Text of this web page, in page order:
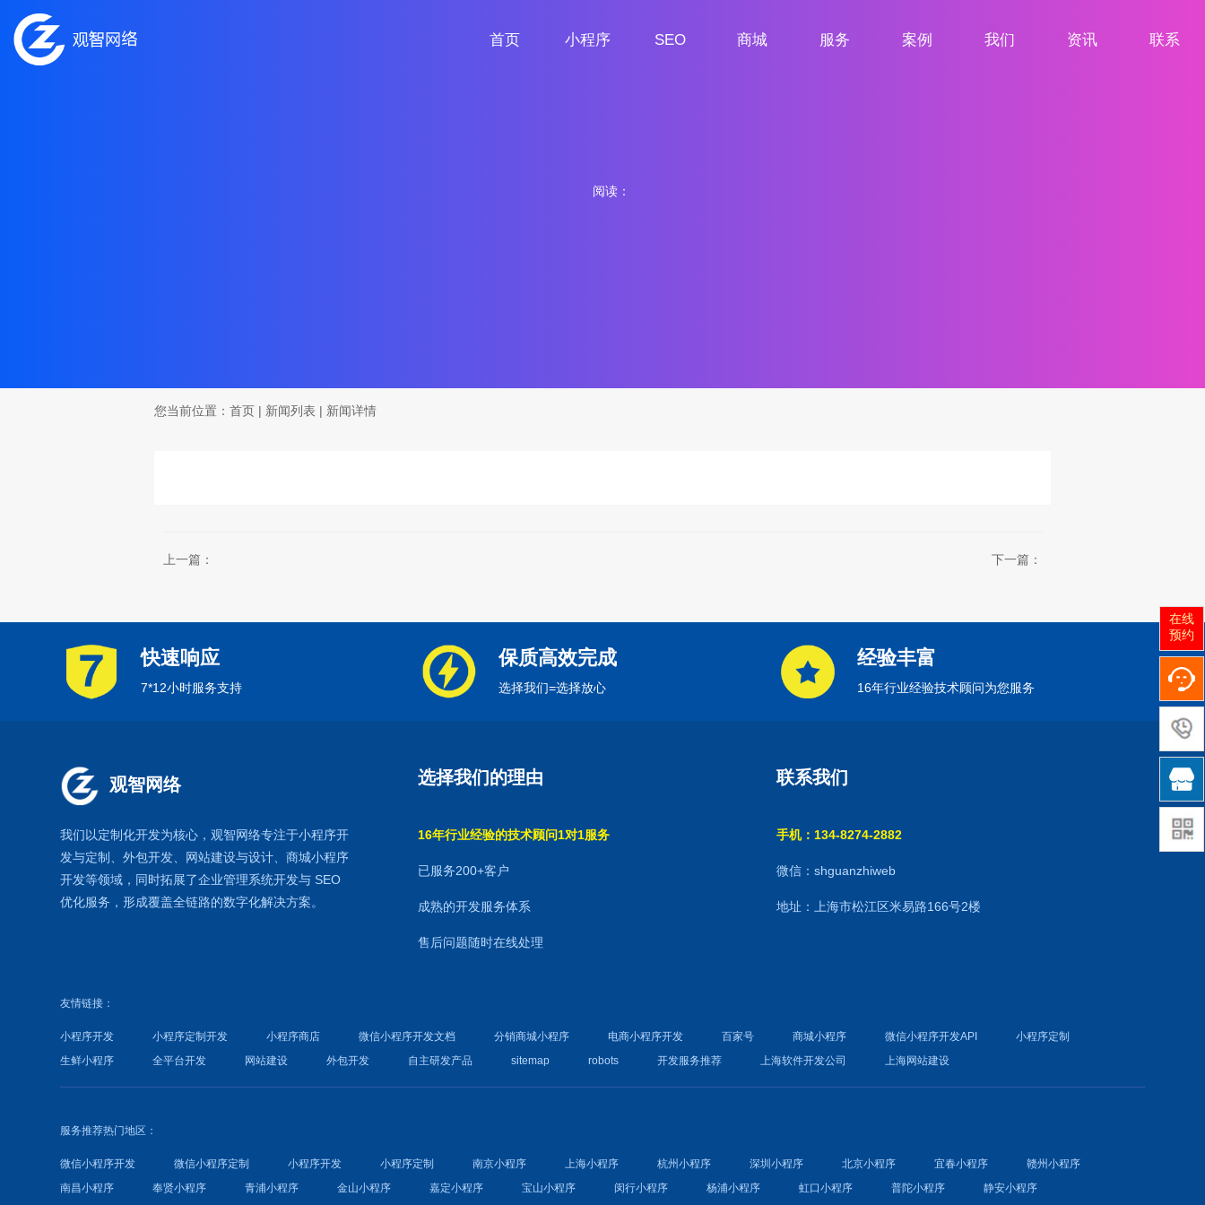
首页
小程序
SEO
商城
服务
案例
我们
资讯
联系
阅读：
您当前位置： 首页 | 新闻列表 | 新闻详情
上一篇： 下一篇：
快速响应
7*12小时服务支持
保质高效完成
选择我们=选择放心
经验丰富
16年行业经验技术顾问为您服务
观智网络
我们以定制化开发为核心，观智网络专注于小程序开
发与定制、外包开发、 网站建设与设计、商城小程序
开发等领域，同时拓展了企业管理系统开发与 SEO
优化服务，形成覆盖全链路的数字化解决方案。
选择我们的理由
16年行业经验的技术顾问1对1服务
已服务200+客户
成熟的开发服务体系
售后问题随时在线处理
联系我们
手机：134-8274-2882
微信：shguanzhiweb
地址：上海市松江区米易路166号2楼
友情链接：
小程序开发 小程序定制开发 小程序商店 微信小程序开发文档 分销商城小程序 电商小程序开发 百家号 商城小程序 微信小程序开发API
小程序定制
生鲜小程序
全平台开发 网站建设 外包开发 自主研发产品 sitemap robots 开发服务推荐 上海软件开发公司 上海网站建设
服务推荐热门地区：
微信小程序开发 微信小程序定制 小程序开发 小程序定制 南京小程序 上海小程序 杭州小程序 深圳小程序 北京小程序 宜春小程序
赣州小程序
南昌小程序
奉贤小程序 青浦小程序 金山小程序 嘉定小程序 宝山小程序 闵行小程序 杨浦小程序 虹口小程序 普陀小程序 静安小程序
在线
预约
